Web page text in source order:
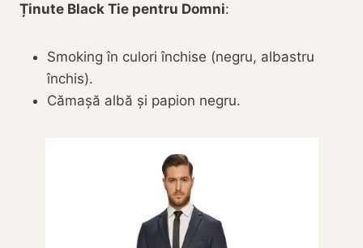
Ținute Black Tie pentru Domni:
Smoking în culori închise (negru, albastru
închis).
Cămașă albă și papion negru.